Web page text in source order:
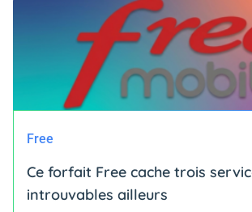
Free
Ce forfait Free cache trois
introuvables ailleurs